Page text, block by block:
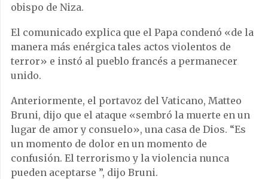
obispo de Niza.
El comunicado explica que el Papa condenó «de la
manera más enérgica tales actos violentos de
terror» e instó al pueblo francés a permanecer
unido.
Anteriormente, el portavoz del Vaticano, Matteo
Bruni, dijo que el ataque «sembró la muerte en un
lugar de amor y consuelo», una casa de Dios. “Es
un momento de dolor en un momento de
confusión. El terrorismo y la violencia nunca
pueden aceptarse ”, dijo Bruni.